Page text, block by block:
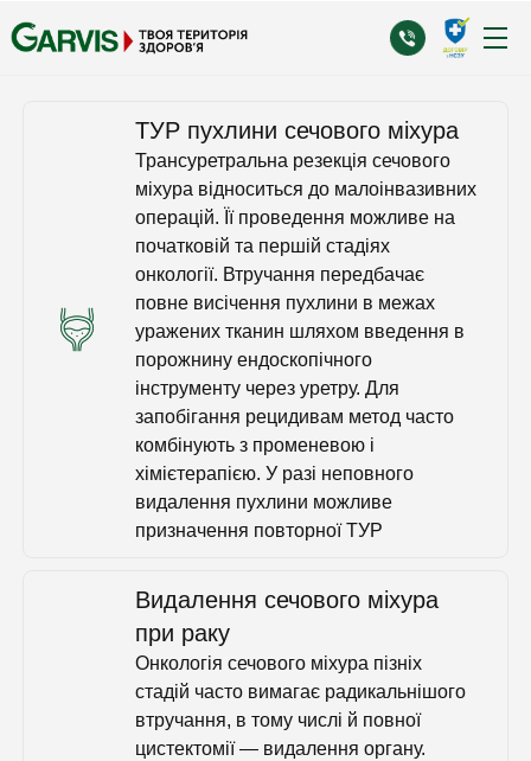
ТУР пухлини сечового міхура
Трансуретральна резекція сечового
міхура відноситься до малоінвазивних
операцій. Її проведення можливе на
початковій та першій стадіях
онкології. Втручання передбачає
повне висічення пухлини в межах
уражених тканин шляхом введення в
порожнину ендоскопічного
інструменту через уретру. Для
запобігання рецидивам метод часто
комбінують з променевою і
хімієтерапією. У разі неповного
видалення пухлини можливе
призначення повторної ТУР
Видалення сечового міхура
при раку
Онкологія сечового міхура пізніх
стадій часто вимагає радикальнішого
втручання, в тому числі й повної
цистектомії — видалення органу.